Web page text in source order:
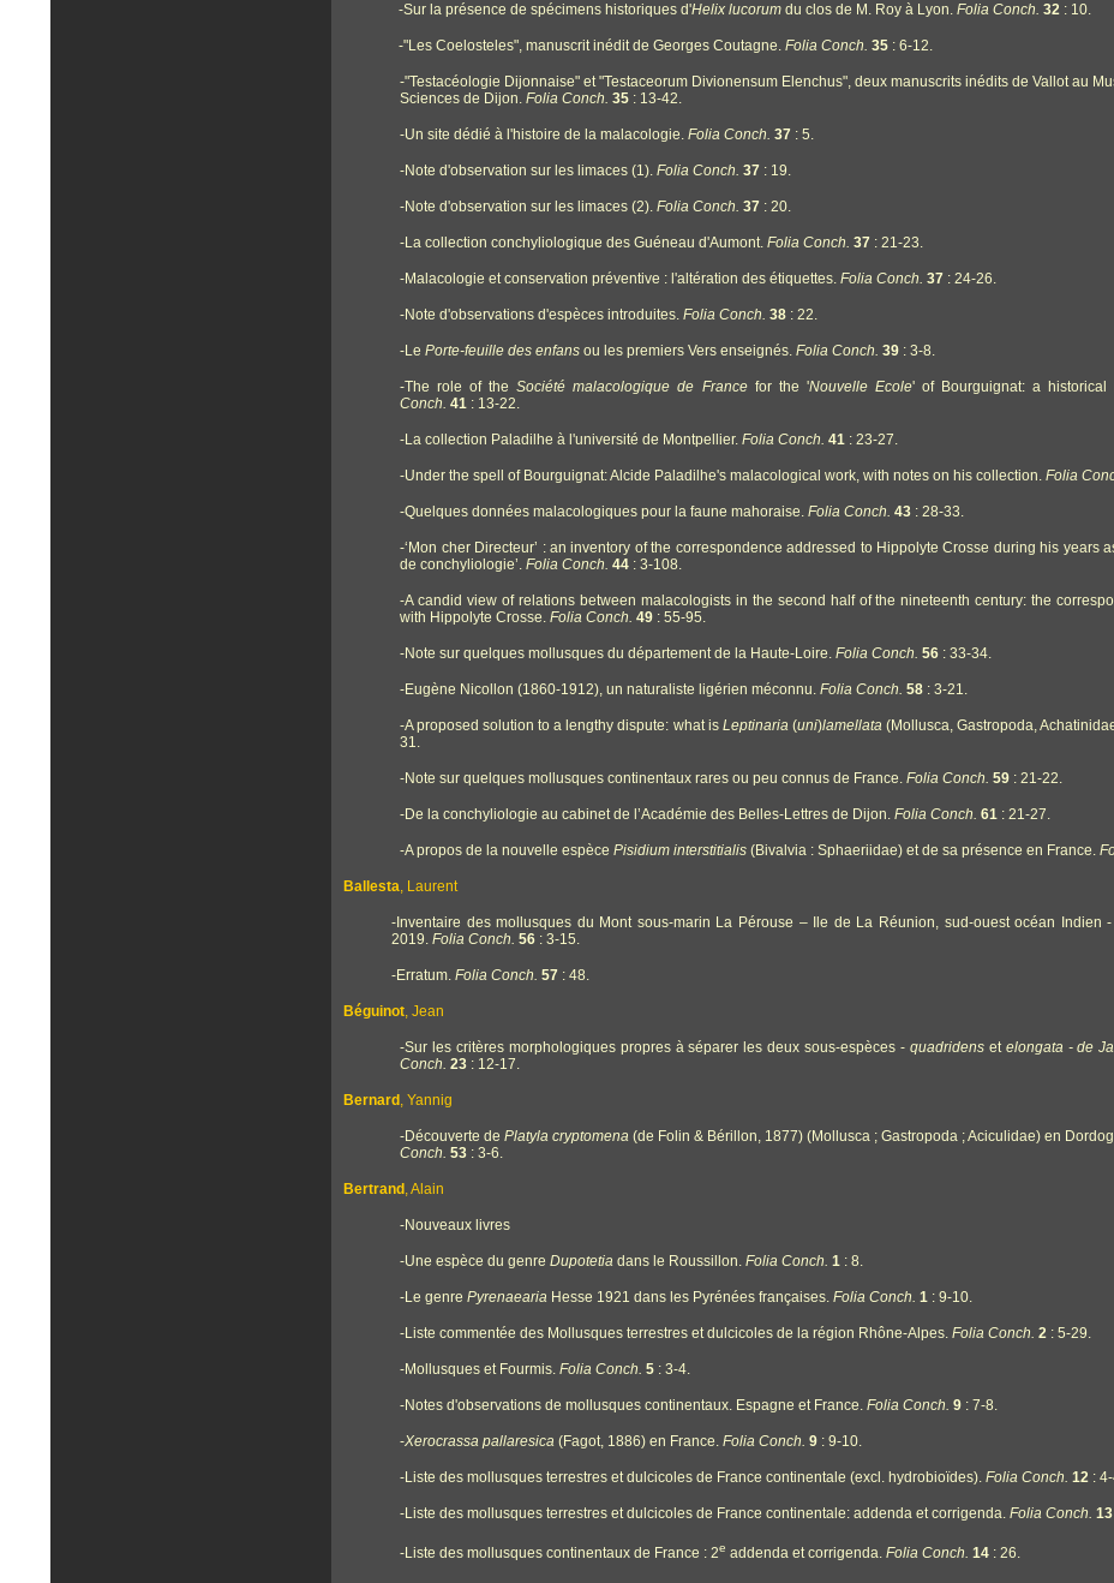
-Sur la présence de spécimens historiques d'Helix lucorum du clos de M. Roy à Lyon. Folia Conch. 32 : 10.
-"Les Coelosteles", manuscrit inédit de Georges Coutagne. Folia Conch. 35 : 6-12.
-"Testacéologie Dijonnaise" et "Testaceorum Divionensum Elenchus", deux manuscrits inédits de Vallot au
Sciences de Dijon.Folia Conch. 35 : 13-42.
-Un site dédié à l'histoire de la malacologie.Folia Conch. 37 : 5.
-Note d'observation sur les limaces (1).Folia Conch. 37 : 19.
-Note d'observation sur les limaces (2).Folia Conch. 37 : 20.
-La collection conchyliologique des Guéneau d'Aumont.Folia Conch. 37 : 21-23.
-Malacologie et conservation préventive : l'altération des étiquettes.Folia Conch. 37 : 24-26.
-Note d'observations d'espèces introduites.Folia Conch. 38 : 22.
-LePorte-feuille des enfans ou les premiers Vers enseignés.Folia Conch. 39 : 3-8.
-The role of theSociété malacologique de Francefor the 'Nouvelle Ecole' of Bourguignat: a
Conch. 41 : 13-22.
-La collection Paladilhe à l'université de Montpellier.Folia Conch. 41 : 23-27.
-Under the spell of Bourguignat: Alcide Paladilhe's malacological work, with notes on his collection.Folia
-Quelques données malacologiques pour la faune mahoraise.Folia Conch. 43 : 28-33.
-‘Mon cher Directeur’ : an inventory of the correspondence addressed to Hippolyte Crosse during his years
de conchyliologie’.Folia Conch. 44 : 3-108.
-A candid view of relations between malacologists in the second half of the nineteenth century: the
with Hippolyte Crosse.Folia Conch. 49 : 55-95.
-Note sur quelques mollusques du département de la Haute-Loire.Folia Conch. 56 : 33-34.
-Eugène Nicollon (1860-1912), un naturaliste ligérien méconnu.Folia Conch. 58 : 3-21.
-A proposed solution to a lengthy dispute: what is Leptinaria (uni)lamellata (Mollusca, Gastropoda,
31.
-Note sur quelques mollusques continentaux rares ou peu connus de France.Folia Conch. 59 : 21-22.
-De la conchyliologie au cabinet de l’Académie des Belles-Lettres de Dijon.Folia Conch. 61 : 21-27.
-A propos de la nouvelle espècePisidium interstitialis(Bivalvia : Sphaeriidae) et de sa présence en France.
Ballesta, Laurent
-Inventaire des mollusques du Mont sous-marin La Pérouse – Ile de La Réunion, sud-ouest océan Indien
2019. Folia Conch. 56 : 3-15.
-Erratum. Folia Conch. 57 : 48.
Béguinot, Jean
-Sur les critères morphologiques propres à séparer les deux sous-espèces - quadridens et elongata - de
Conch. 23 : 12-17.
Bernard , Yannig
-Découverte dePlatyla cryptomena(de Folin & Bérillon, 1877) (Mollusca ; Gastropoda ; Aciculidae) en
Conch. 53 : 3-6.
Bertrand , Alain
-Nouveaux livres
-Une espèce du genreDupotetia dans le Roussillon. Folia Conch. 1 : 8.
-Le genrePyrenaearia Hesse 1921 dans les Pyrénées françaises.Folia Conch. 1 : 9-10.
-Liste commentée des Mollusques terrestres et dulcicoles de la région Rhône-Alpes.Folia Conch. 2 : 5-29.
-Mollusques et Fourmis.Folia Conch. 5 : 3-4.
-Notes d'observations de mollusques continentaux. Espagne et France.Folia Conch. 9 : 7-8.
-Xerocrassa pallaresica(Fagot, 1886) en France.Folia Conch. 9 : 9-10.
-Liste des mollusques terrestres et dulcicoles de France continentale (excl. hydrobioïdes).Folia Conch. 12 :
-Liste des mollusques terrestres et dulcicoles de France continentale: addenda et corrigenda.Folia Conch. 13
-Liste des mollusques continentaux de France : 2e addenda et corrigenda.Folia Conch. 14 : 26.